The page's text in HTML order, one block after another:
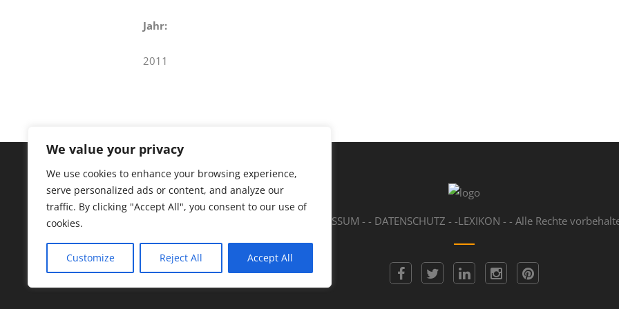
We value your privacy
We use cookies to enhance your browsing experience,
serve personalized ads or content, and analyze our
traffic. By clicking "Accept All", you consent to our use of
cookies.
Customize Reject All Accept All
Jahr:
2011
IMPRESSUM - - DATENSCHUTZ - -LEXIKON - - Alle Rechte